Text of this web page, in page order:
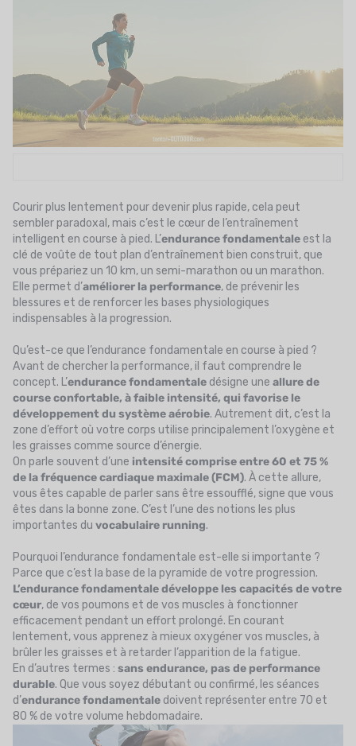
CARTE CADEAU
MON PANIER
LE BLOG DES TONTONS
CONTACT
Courir plus lentement pour devenir plus rapide, cela peut
sembler paradoxal, mais c’est le cœur de l’entraînement
intelligent en course à pied. L’endurance fondamentale est la
clé de voûte de tout plan d’entraînement bien construit, que
vous prépariez un 10 km, un semi-marathon ou un marathon.
Elle permet d’améliorer la performance, de prévenir les
blessures et de renforcer les bases physiologiques
indispensables à la progression.
Qu’est-ce que l’endurance fondamentale en course à pied ?
Avant de chercher la performance, il faut comprendre le
concept. L’endurance fondamentale désigne une allure de
course confortable, à faible intensité, qui favorise le
développement du système aérobie. Autrement dit, c’est la
zone d’effort où votre corps utilise principalement l’oxygène et
les graisses comme source d’énergie.
On parle souvent d’une intensité comprise entre 60 et 75 %
de la fréquence cardiaque maximale (FCM). À cette allure,
vous êtes capable de parler sans être essoufflé, signe que vous
êtes dans la bonne zone. C’est l’une des notions les plus
importantes du vocabulaire running.
Pourquoi l’endurance fondamentale est-elle si importante ?
Parce que c’est la base de la pyramide de votre progression.
L’endurance fondamentale développe les capacités de votre
cœur, de vos poumons et de vos muscles à fonctionner
efficacement pendant un effort prolongé. En courant
lentement, vous apprenez à mieux oxygéner vos muscles, à
brûler les graisses et à retarder l’apparition de la fatigue.
En d’autres termes : sans endurance, pas de performance
durable. Que vous soyez débutant ou confirmé, les séances
d’endurance fondamentale doivent représenter entre 70 et
80 % de votre volume hebdomadaire.